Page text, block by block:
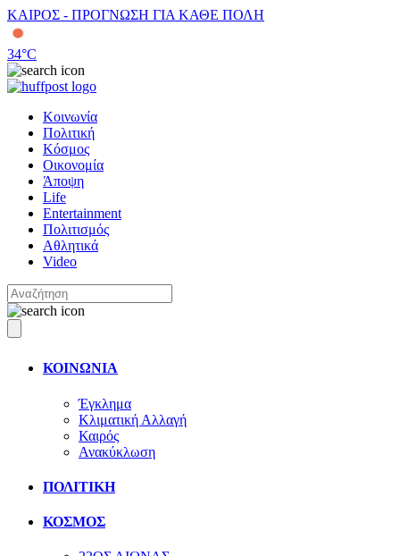
ΚΑΙΡΟΣ - ΠΡΟΓΝΩΣΗ ΓΙΑ ΚΑΘΕ ΠΟΛΗ
34°C
Κοινωνία
Πολιτική
Κόσμος
Οικονομία
Άποψη
Life
Entertainment
Πολιτισμός
Αθλητικά
Video
ΚΟΙΝΩΝΙΑ
Έγκλημα
Κλιματική Αλλαγή
Καιρός
Ανακύκλωση
ΠΟΛΙΤΙΚΗ
ΚΟΣΜΟΣ